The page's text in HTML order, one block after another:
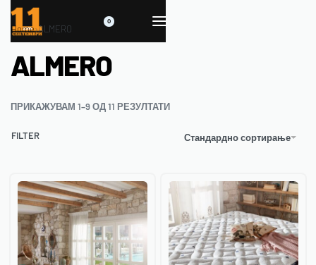
0
Home›ALMERO
ALMERO
ПРИКАЖУВАМ 1–9 ОД 11 РЕЗУЛТАТИ
Стандардно сортирање
FILTER